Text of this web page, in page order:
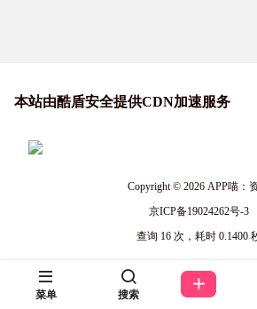
本站由酷盾安全提供CDN加速服务
Copyright © 2026APP喵：
京ICP备19024262号-3
查询 16 次，耗时 0.1400
菜单 搜索